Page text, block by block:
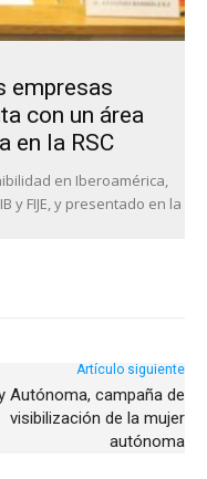
empresas
con un área
en la RSC
en Iberoamérica,
y FIJE, y presentado en la
Artículo siguiente
Autónoma, campaña de
visibilización de la mujer
autónoma